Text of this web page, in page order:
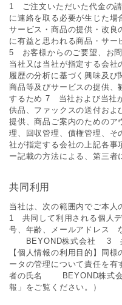
1 ご注文いただいた代金の
に連絡を取る必要が生じた
サービス・商品の提供・改
に有益と思われる商品・サー
5 お客様からのご要望、お
当社又は当社が指定する会社
履歴の分析に基づく興味及び
商品等及びサービスの提供、
するため 7 当社および当社
供品、ファックスの送付およ
提供、商品ご案内のためのア
理、回収管理、債権管理、
社が指定する会社の上記各
ー記載の方法による、第三者
共同利用
当社は、次の範囲内でご本人
1 共同して利用される個
号、年齢、メールアドレス
BEYOND株式会社 3
【個人情報の利用目的】同
ータの管理について責任を有
者の氏名 BEYOND株式会
報」をご覧ください。）